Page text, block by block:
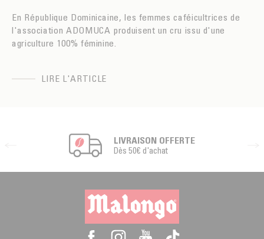
En République Dominicaine, les femmes caféicultrices de
l'association ADOMUCA produisent un cru issu d'une
agriculture 100% féminine.
LIRE L'ARTICLE
LIVRAISON OFFERTE
Dès 50€ d'achat